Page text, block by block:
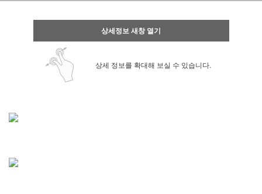
상세정보 새창 열기
상세 정보를 확대해 보실 수 있습니다.